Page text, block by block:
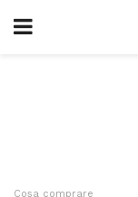
Cosa comprare